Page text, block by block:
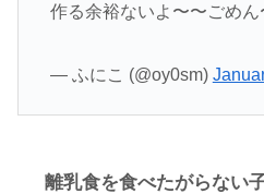
作る余裕ないよ〜〜ごめん
— ふにこ (@oy0sm)
離乳食を食べたがらない